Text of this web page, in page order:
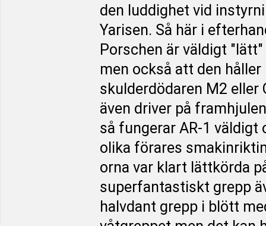
den luddighet vid
Yarisen. Så här i
Porschen är väldigt
men också att den
skulderdödaren M2 eller
även driver på
så fungerar AR-1
olika förares
orna var klart lättkörda
superfantastiskt grepp
halvdant grepp i blött